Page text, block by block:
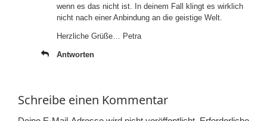
wenn es das nicht ist. In deinem Fall klingt es wirklich
nicht nach einer Anbindung an die geistige Welt.
Herzliche Grüße… Petra
Antworten
Schreibe einen Kommentar